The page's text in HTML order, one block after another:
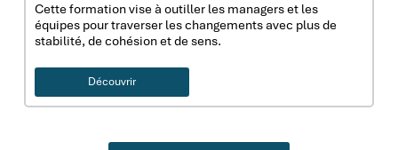
Cette formation vise à outiller les managers et les
équipes pour traverser les changements avec plus de
stabilité, de cohésion et de sens.
Découvrir